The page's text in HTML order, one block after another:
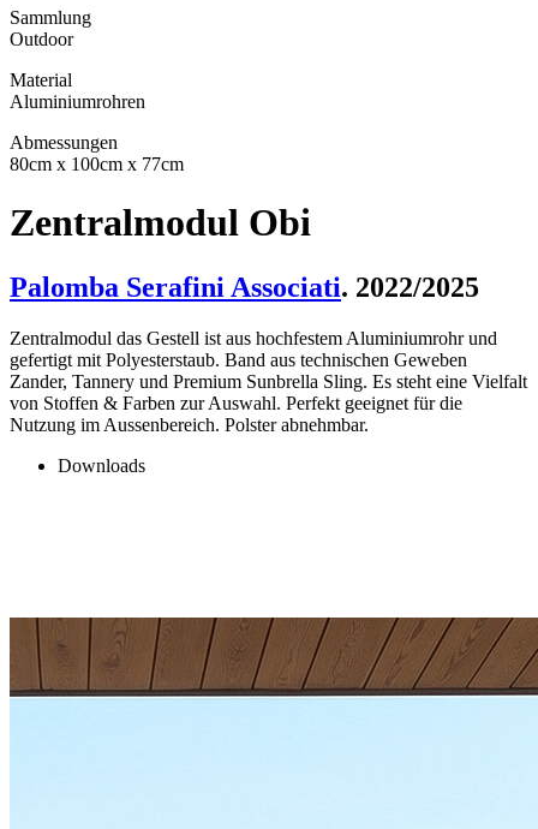
Sammlung
Outdoor
Material
Aluminiumrohren
Abmessungen
80cm x 100cm x 77cm
Zentralmodul Obi
Palomba Serafini Associati. 2022/2025
Zentralmodul das Gestell ist aus hochfestem Aluminiumrohr und
gefertigt mit Polyesterstaub. Band aus technischen Geweben
Zander, Tannery und Premium Sunbrella Sling. Es steht eine Vielfalt
von Stoffen & Farben zur Auswahl. Perfekt geeignet für die
Nutzung im Aussenbereich. Polster abnehmbar.
Downloads